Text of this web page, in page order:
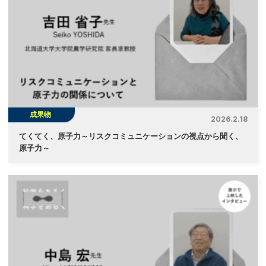
成果物
2026.2.18
てくてく、原子力～リスクコミュニケーションの視点から聞く、
原子力～